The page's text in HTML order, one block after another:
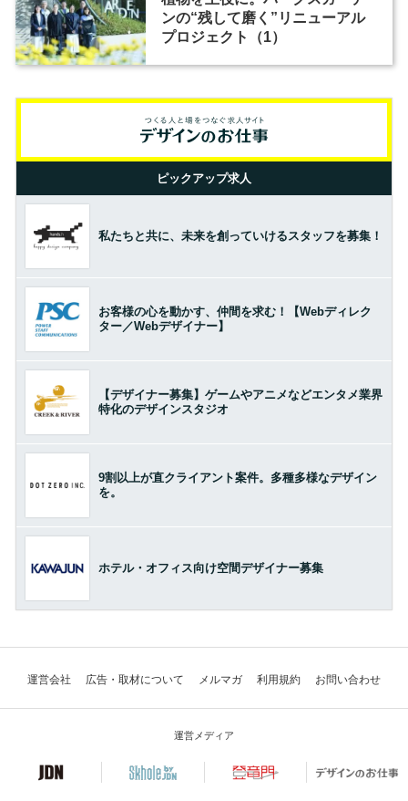
ンの“残して磨く”リニューアル
プロジェクト（1）
ピックアップ求人
私たちと共に、未来を創っていけるスタッフを募集！
お客様の心を動かす、仲間を求む！【Webディレク
ター／Webデザイナー】
【デザイナー募集】ゲームやアニメなどエンタメ業界
特化のデザインスタジオ
9割以上が直クライアント案件。多種多様なデザイン
を。
ホテル・オフィス向け空間デザイナー募集
運営会社 広告・取材について メルマガ 利用規約 お問い合わせ
運営メディア